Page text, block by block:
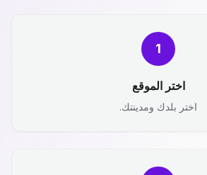
1
اختر الموقع
اختر بلدك ومدينتك.